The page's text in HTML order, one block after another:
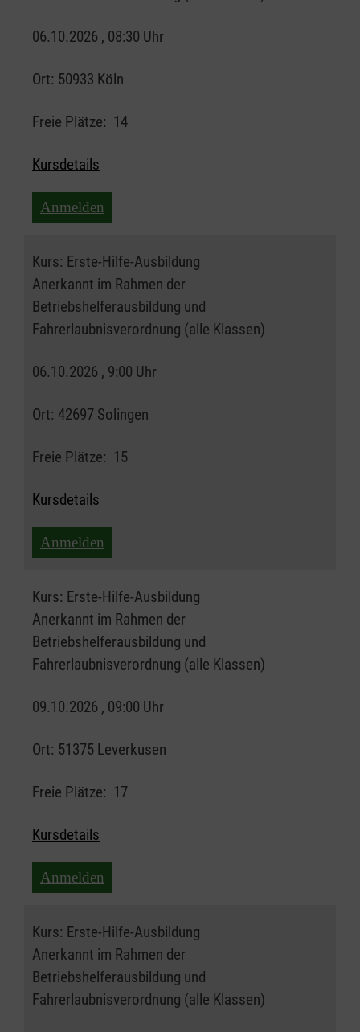
06.10.2026 , 08:30 Uhr
Ort: 50933 Köln
Freie Plätze: 14
Kursdetails
Anmelden
Kurs: Erste-Hilfe-Ausbildung
Anerkannt im Rahmen der
Betriebshelferausbildung und
Fahrerlaubnisverordnung (alle Klassen)
06.10.2026 , 9:00 Uhr
Ort: 42697 Solingen
Freie Plätze: 15
Kursdetails
Anmelden
Kurs: Erste-Hilfe-Ausbildung
Anerkannt im Rahmen der
Betriebshelferausbildung und
Fahrerlaubnisverordnung (alle Klassen)
09.10.2026 , 09:00 Uhr
Ort: 51375 Leverkusen
Freie Plätze: 17
Kursdetails
Anmelden
Kurs: Erste-Hilfe-Ausbildung
Anerkannt im Rahmen der
Betriebshelferausbildung und
Fahrerlaubnisverordnung (alle Klassen)